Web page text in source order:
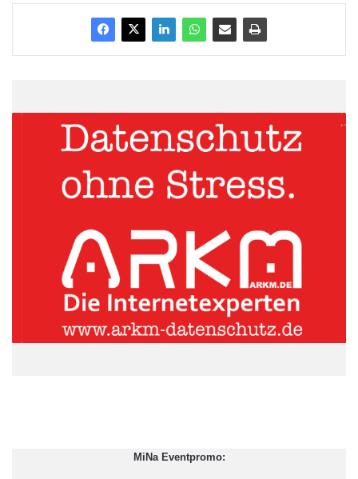
Gipfelbeschlüsse umzusetzen, sollte man die Sache besser
dem IWF überlassen.“ Die Europäer sollten sich seines
Dem neuen EZB-Chef Mario Draghi stellt Acket ein gutes
Zwischenzeugnis aus. „Mario Draghi hat sehr viel frischen Wind
reingebracht“, sagte der Ökonom. „Er hilft mit der extrem
expansiven Geldpolitik den Banken, die geforderten neun
Geld können sie sich sanieren, indem sie damit
höherverzinsliche Staatsanleihen kaufen, die nun doch nicht
wertlos werden.“ Und die Regierungen der Euroländer hätten
wieder Käufer für ihre Bonds gefunden und könnten sich
refinanzieren.
ARKM.marketing
MiNa Eventpromo: